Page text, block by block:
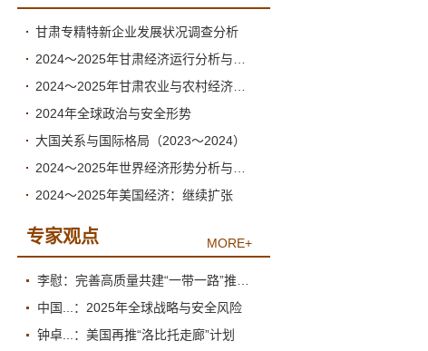
甘肃专精特新企业发展状况调查分析
2024年全球政治与安全形势
大国关系与国际格局（2023～2024）
2024～2025年美国经济：继续扩张
专家观点 MORE+
中国...：2025年全球战略与安全风险
钟卓...：美国再推“洛比托走廊”计划